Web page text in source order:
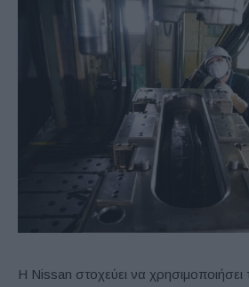
Η Nissan στοχεύει να χρησιμοποιήσει